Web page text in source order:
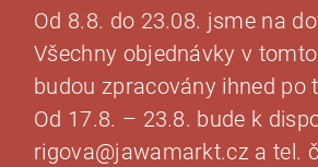
Od 8.8. do 23.08. jsme na
Všechny objednávky v
budou zpracovány ihned po
Od 17.8. – 23.8. bude k
rigova@jawamarkt.cz a tel.